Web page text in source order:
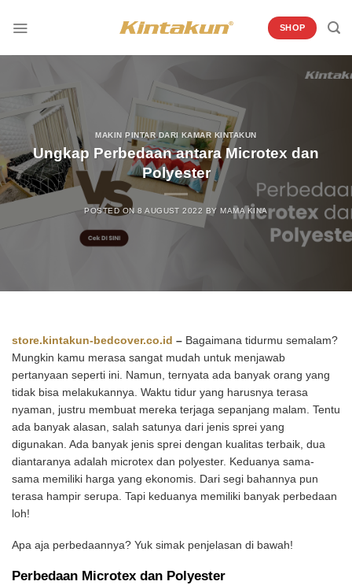
SHOP
MAKIN PINTAR DARI KAMAR KINTAKUN
Ungkap Perbedaan antara Microtex dan
Polyester
POSTED ON8 AUGUST 2022 BYMAMA KINA
store.kintakun-bedcover.co.id – Bagaimana tidurmu semalam?
Mungkin kamu merasa sangat mudah untuk menjawab
pertanyaan seperti ini. Namun, ternyata ada banyak orang yang
tidak bisa melakukannya. Waktu tidur yang harusnya terasa
nyaman, justru membuat mereka terjaga sepanjang malam. Tentu
ada banyak alasan, salah satunya dari jenis sprei yang
digunakan. Ada banyak jenis sprei dengan kualitas terbaik, dua
diantaranya adalah microtex dan polyester. Keduanya sama-
sama memiliki harga yang ekonomis. Dari segi bahannya pun
terasa hampir serupa. Tapi keduanya memiliki banyak perbedaan
loh!
Apa aja perbedaannya? Yuk simak penjelasan di bawah!
Perbedaan Microtex dan Polyester